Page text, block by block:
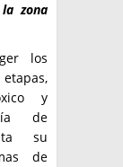
zona
los
y
de
su
de